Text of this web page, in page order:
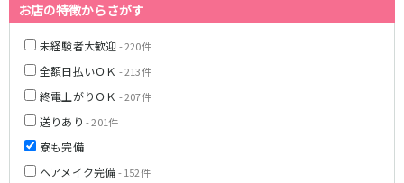
お店の特徴からさがす
未経験者大歓迎- 220件
全額日払いＯＫ - 213件
終電上がりＯＫ - 207件
送りあり - 201件
寮も完備
ヘアメイク完備- 152件
蒲田駅
西武国分寺線
東村山駅
新京成電鉄線
松戸駅